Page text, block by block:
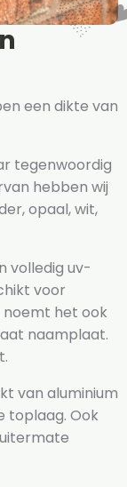
een dikte van
tegenwoordig
hebben wij
opaal, wit,
volledig uv-
voor
het ook
naamplaat.
van aluminium
toplaag. Ook